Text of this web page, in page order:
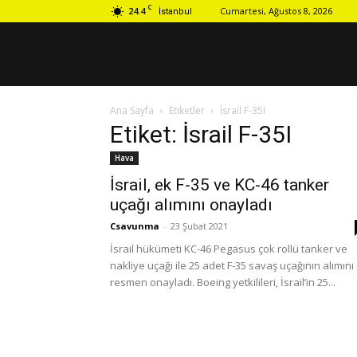
24.4 C İstanbul Cumartesi, Ağustos 8, 2026
Ana Sayfa Etiketler İsrail F-35I
Etiket: İsrail F-35I
Hava
İsrail, ek F-35 ve KC-46 tanker
uçağı alımını onayladı
Csavunma - 23 Şubat 2021
İsrail hükümeti KC-46 Pegasus çok rollü tanker ve
nakliye uçağı ile 25 adet F-35 savaş uçağının alımını
resmen onayladı. Boeing yetkilileri, İsrail’in 25...